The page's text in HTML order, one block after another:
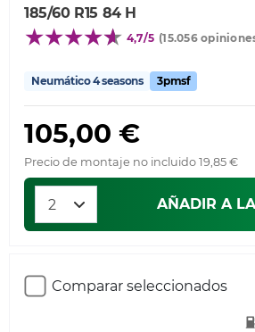
185/60 R15 84 H
4,7/5 (15.056
Neumático 4 seasons 3pmsf
105,00 €
Precio de montaje no incluido 19,85 €
AÑADIR A
Comparar seleccionados